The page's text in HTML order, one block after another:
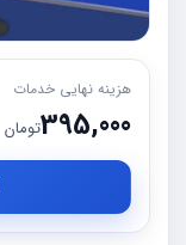
هزینه نهایی خدمات
395,000تومان